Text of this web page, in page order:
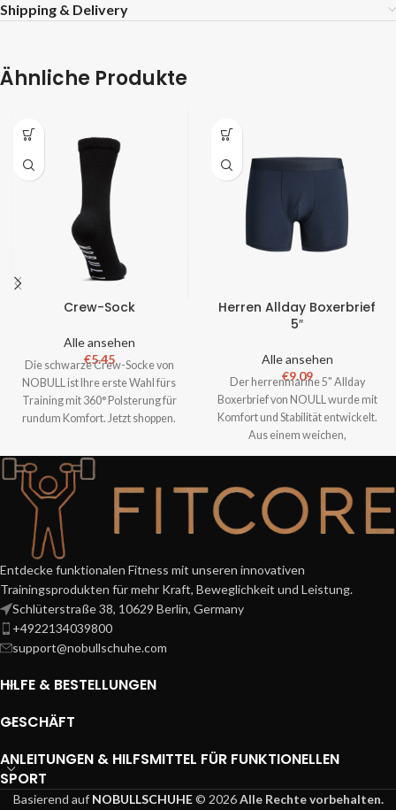
Shipping & Delivery
Ähnliche Produkte
Crew-Sock
Alle ansehen
€5.45
Die schwarze Crew-Socke von
NOBULL ist Ihre erste Wahl fürs
Training mit 360° Polsterung für
rundum Komfort. Jetzt shoppen.
Herren Allday Boxerbrief
5″
Alle ansehen
€9.09
Der herrenmarine 5" Allday
Boxerbrief von NOULL wurde mit
Komfort und Stabilität entwickelt.
Aus einem weichen,
atmungsaktiven Baumwollmix
Entdecke funktionalen Fitness mit unseren innovativen
Trainingsprodukten für mehr Kraft, Beweglichkeit und Leistung.
Schlüterstraße 38, 10629 Berlin, Germany
+4922134039800
support@nobullschuhe.com
HILFE & BESTELLUNGEN
GESCHÄFT
ANLEITUNGEN & HILFSMITTEL FÜR FUNKTIONELLEN
SPORT
Basierend auf NOBULLSCHUHE© 2026Alle Rechte vorbehalten.